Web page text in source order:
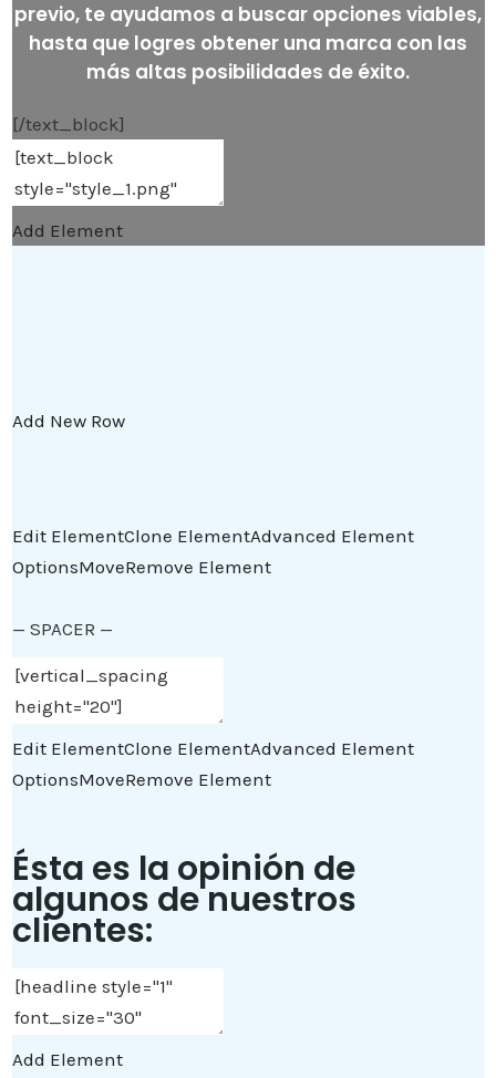
previo, te ayudamos a buscar opciones viables,
hasta que logres obtener una marca con las
más altas posibilidades de éxito.
[/text_block]
Add Element
Add New Row
Edit ElementClone ElementAdvanced Element
OptionsMoveRemove Element
— SPACER —
Edit ElementClone ElementAdvanced Element
OptionsMoveRemove Element
Ésta es la opinión de
algunos de nuestros
clientes:
Add Element